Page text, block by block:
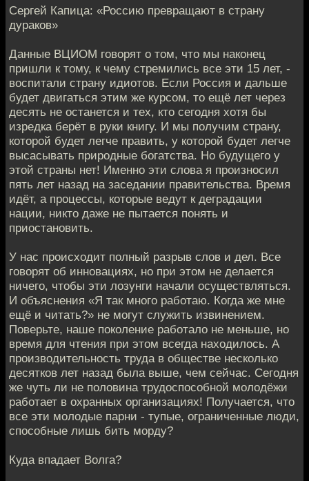
Сергей Капица: «Россию превращают в страну
дураков»
Данные ВЦИОМ говорят о том, что мы наконец
пришли к тому, к чему стремились все эти 15 лет, -
воспитали страну идиотов. Если Россия и дальше
будет двигаться этим же курсом, то ещё лет через
десять не останется и тех, кто сегодня хотя бы
изредка берёт в руки книгу. И мы получим страну,
которой будет легче править, у которой будет легче
высасывать природные богатства. Но будущего у
этой страны нет! Именно эти слова я произносил
пять лет назад на заседании правительства. Время
идёт, а процессы, которые ведут к деградации
нации, никто даже не пытается понять и
приостановить.
У нас происходит полный разрыв слов и дел. Все
говорят об инновациях, но при этом не делается
ничего, чтобы эти лозунги начали осуществляться.
И объяснения «Я так много работаю. Когда же мне
ещё и читать?» не могут служить извинением.
Поверьте, наше поколение работало не меньше, но
время для чтения при этом всегда находилось. А
производительность труда в обществе несколько
десятков лет назад была выше, чем сейчас. Сегодня
же чуть ли не половина трудоспособной молодёжи
работает в охранных организациях! Получается, что
все эти молодые парни - тупые, ограниченные люди,
способные лишь бить морду?
Куда впадает Волга?